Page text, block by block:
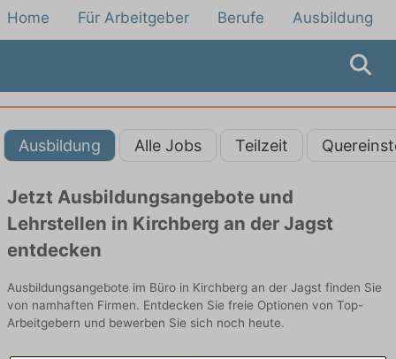
Home Für Arbeitgeber Berufe Ausbildung
Ausbildung Alle Jobs Teilzeit
Jetzt Ausbildungsangebote und
Lehrstellen in Kirchberg an der Jagst
entdecken
Ausbildungsangebote im Büro in Kirchberg an der Jagst finden Sie
von namhaften Firmen. Entdecken Sie freie Optionen von Top-
Arbeitgebern und bewerben Sie sich noch heute.